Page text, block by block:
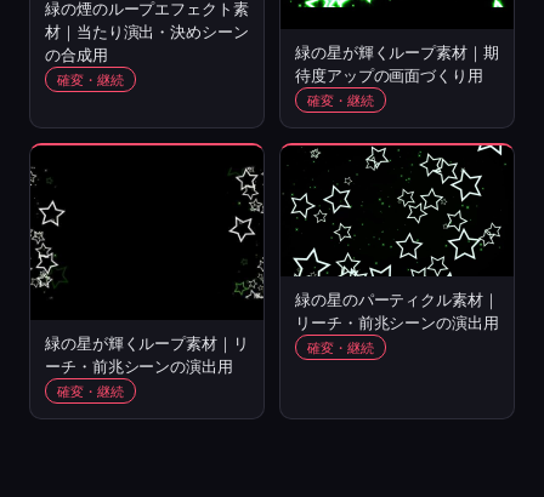
緑の煙のループエフェクト素
材｜当たり演出・決めシーン
の合成用
確変・継続
緑の星が輝くループ素材｜期
待度アップの画面づくり用
確変・継続
緑の星が輝くループ素材｜リ
ーチ・前兆シーンの演出用
確変・継続
緑の星のパーティクル素材｜
リーチ・前兆シーンの演出用
確変・継続